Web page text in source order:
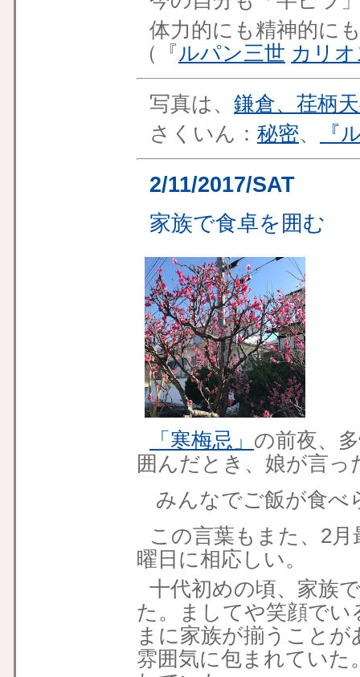
体力的にも精神的に
（『ルパン三世 カリ
写真は、 鎌倉、荏柄
さくいん： 秘密、 『
2/11/2017/SAT
家族で食卓を囲む
「寒梅忌」 の前夜、
囲んだとき、娘が言っ
みんなでご飯が食べ
この言葉もまた、2
曜日に相応しい。
十代初めの頃、家族
た。ましてや笑顔で
まに家族が揃うこと
雰囲気に包まれていた